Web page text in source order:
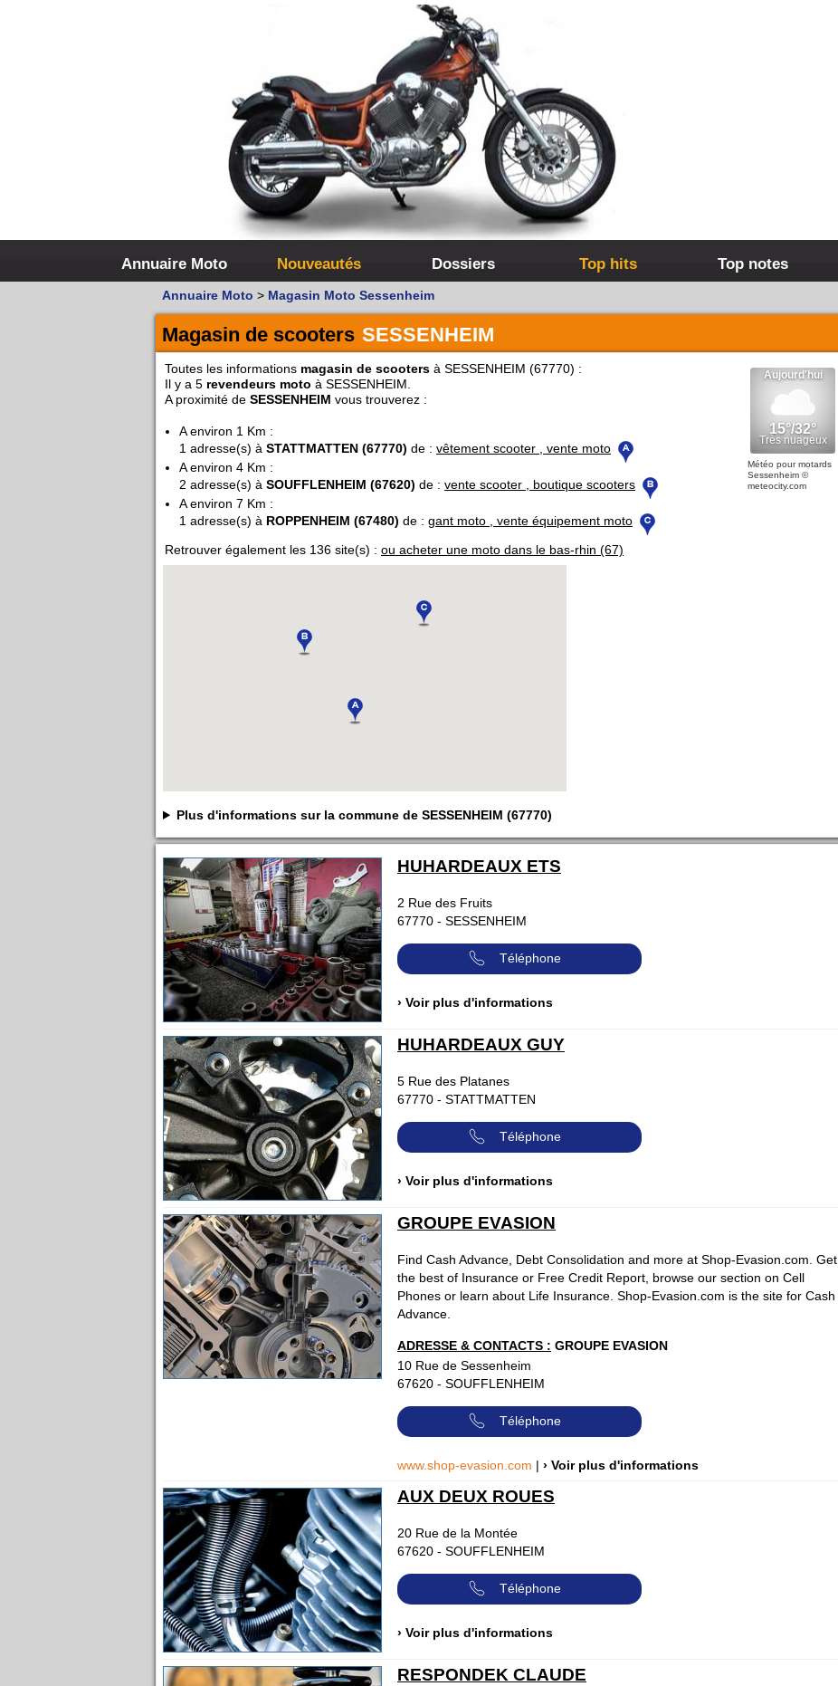
Annuaire Moto Nouveautés Dossiers Top hits Top notes
Annuaire Moto > Magasin Moto Sessenheim
Magasin de scooters SESSENHEIM
Toutes les informations magasin de scooters à SESSENHEIM (67770) :
Il y a 5 revendeurs moto à SESSENHEIM.
A proximité de SESSENHEIM vous trouverez :
A environ 1 Km :
1 adresse(s) à STATTMATTEN (67770) de : vêtement scooter , vente moto
A environ 4 Km :
2 adresse(s) à SOUFFLENHEIM (67620) de : vente scooter , boutique scooters
A environ 7 Km :
1 adresse(s) à ROPPENHEIM (67480) de : gant moto , vente équipement moto
Retrouver également les 136 site(s) : ou acheter une moto dans le bas-rhin (67)
Météo pour motards
Sessenheim ©
meteocity.com
Plus d'informations sur la commune de SESSENHEIM (67770)
HUHARDEAUX ETS
2 Rue des Fruits
67770 - SESSENHEIM
Téléphone
› Voir plus d'informations
HUHARDEAUX GUY
5 Rue des Platanes
67770 - STATTMATTEN
Téléphone
› Voir plus d'informations
GROUPE EVASION
Find Cash Advance, Debt Consolidation and more at Shop-Evasion.com. Get
the best of Insurance or Free Credit Report, browse our section on Cell
Phones or learn about Life Insurance. Shop-Evasion.com is the site for Cash
Advance.
ADRESSE & CONTACTS : GROUPE EVASION
10 Rue de Sessenheim
67620 - SOUFFLENHEIM
Téléphone
www.shop-evasion.com | › Voir plus d'informations
AUX DEUX ROUES
20 Rue de la Montée
67620 - SOUFFLENHEIM
Téléphone
› Voir plus d'informations
RESPONDEK CLAUDE